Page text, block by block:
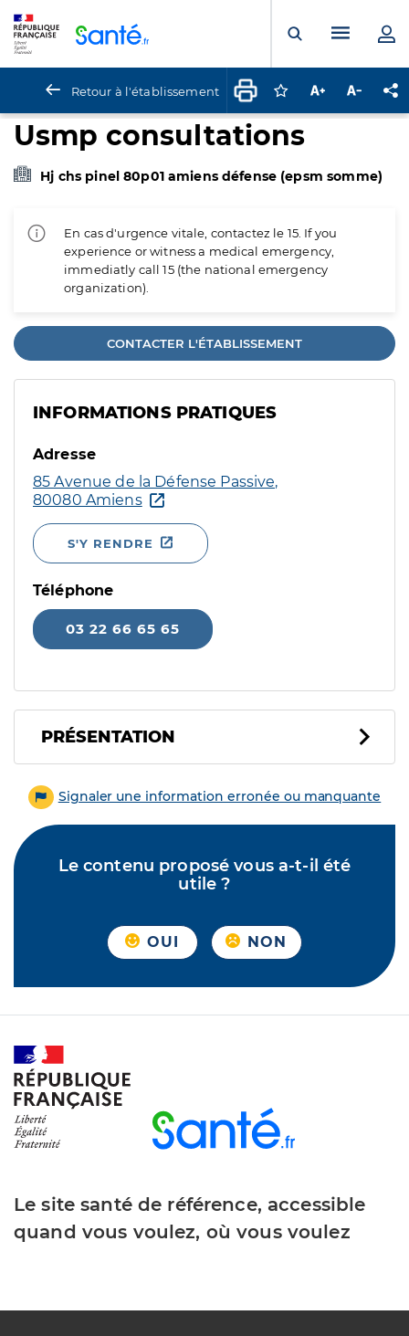
Ouvrir laMenu
Retour à l'établissement Connectez-vous
Augmenter la
Usmp consultations
Hj chs pinel 80p01 amiens défense (epsm somme)
En cas d'urgence vitale, contactez le 15. If you
experience or witness a medical emergency,
immediatly call 15 (the national emergency
organization).
CONTACTER L'ÉTABLISSEMENT
INFORMATIONS PRATIQUES
Adresse
85 Avenue de la Défense Passive,
80080 Amiens
S'Y RENDRE
Téléphone
03 22 66 65 65
PRÉSENTATION
Signaler une information erronée ou manquante
Le contenu proposé vous a-t-il été
utile ?
OUI NON
Le site santé de référence, accessible
quand vous voulez, où vous voulez